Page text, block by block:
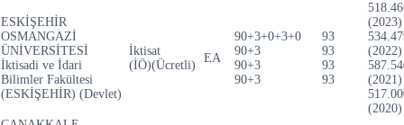
ESKİŞEHİR
OSMANGAZİ
ÜNİVERSİTESİ
İktisadi ve İdari
Bilimler Fakültesi
(ESKİŞEHİR) (Devlet)
İktisat
(İÖ)(Ücretli)
EA
90+3+0+3+0
90+3
90+3
90+3
93
93
93
93
(2023)
(2022)
(2021)
(2020)